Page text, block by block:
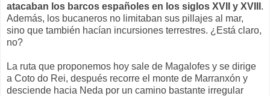
atacaban los barcos españoles en los siglos XVII y XVIII .
Además, los bucaneros no limitaban sus pillajes al mar,
sino que también hacían incursiones terrestres. ¿Está claro,
no?
La ruta que proponemos hoy sale de Magalofes y se dirige
a Coto do Rei, después recorre el monte de Marranxón y
desciende hacia Neda por un camino bastante irregular